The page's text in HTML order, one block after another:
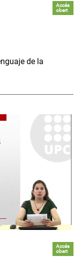
Accés
obert
de la
Accés
obert